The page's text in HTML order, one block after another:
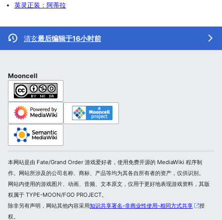
英灵正装：阿蒂拉
清玄最后编辑于16小时前
Mooncell
本网站是由 Fate/Grand Order 游戏爱好者，使用免费开源的 MediaWiki 程序制
作。网站所涉及的公司名称、商标、产品等均为其各自所有者的资产，仅供识别。
网站内使用的游戏图片、动画、音频、文本原文，仅用于更好地表现游戏资料，其版
权属于 TYPE-MOON/FGO PROJECT。
除非另有声明，网站其他内容采用知识共享署名-非商业性使用-相同方式共享
授
权。